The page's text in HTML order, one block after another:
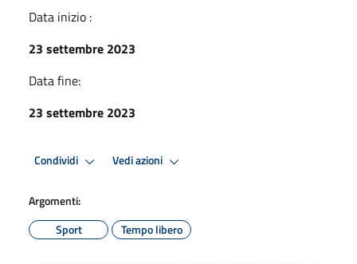
Data inizio :
23 settembre 2023
Data fine:
23 settembre 2023
Condividi Vedi azioni
Argomenti:
Sport
Tempo libero